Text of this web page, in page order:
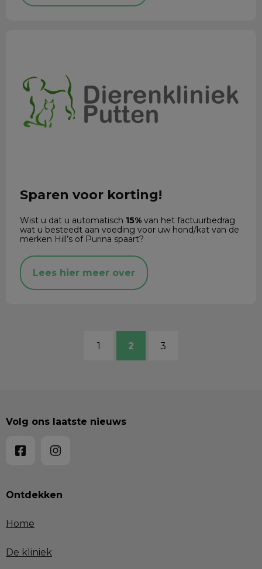
Sparen voor korting!
Wist u dat u automatisch 15% van het factuurbedrag
wat u besteedt aan voeding voor uw hond/kat van de
merken Hill’s of Purina spaart?
Lees hier meer over
1 2 3
Ontdekken
Home
De kliniek
Volg ons laatste nieuws